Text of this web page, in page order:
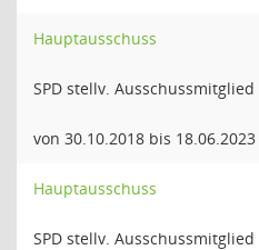
Hauptausschuss
SPD stellv. Ausschussmitglied
von 30.10.2018 bis 18.06.2023
Hauptausschuss
SPD stellv. Ausschussmitglied